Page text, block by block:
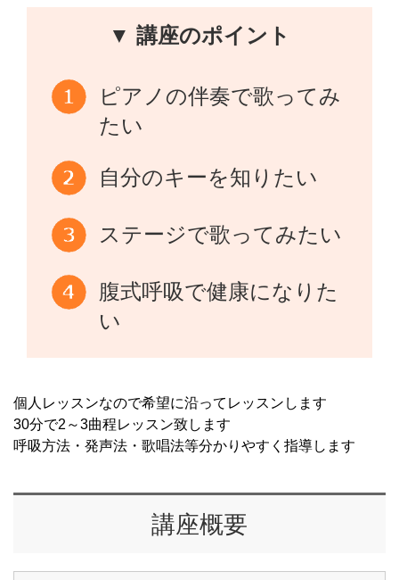
▼ 講座のポイント
ピアノの伴奏で歌ってみ
たい
自分のキーを知りたい
ステージで歌ってみたい
腹式呼吸で健康になりた
い
個人レッスンなので希望に沿ってレッスンします
30分で2～3曲程レッスン致します
呼吸方法・発声法・歌唱法等分かりやすく指導します
講座概要